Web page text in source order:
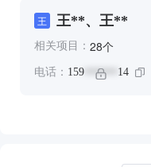
王 王**、王**
相关项目： 28个
电话： 159 ****** 14